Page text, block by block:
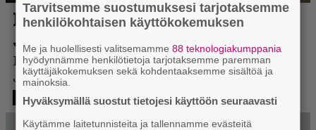
Tarvitsemme suostumuksesi tarjotaksemme
henkilökohtaisen käyttökokemuksen
Me ja huolellisesti valitsemamme88 teknologiakumppania
hyödynnämme henkilötietoja tarjotaksemme paremman
käyttäjäkokemuksen sekä kohdentaaksemme sisältöä ja
mainoksia.
Hyväksymällä suostut tietojesi käyttöön seuraavasti
Käytämme laitetunnisteita ja tallennamme evästeitä